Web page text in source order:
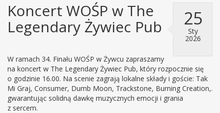
25
Sty
2026
Koncert WOŚP w The
Legendary Żywiec Pub
W ramach 34. Finału WOŚP w Żywcu zapraszamy
na koncert w The Legendary Żywiec Pub, który rozpocznie się
o godzinie 16.00. Na scenie zagrają lokalne składy i goście: Tak
Mi Graj, Consumer, Dumb Moon, Trackstone, Burning Creation,.
gwarantując solidną dawkę muzycznych emocji i grania
z sercem.